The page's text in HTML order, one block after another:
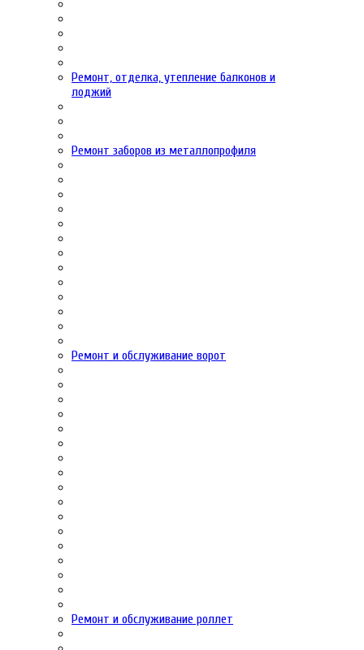
Ремонт, отделка, утепление балконов и
лоджий
Ремонт заборов из металлопрофиля
Ремонт и обслуживание ворот
Ремонт и обслуживание роллет